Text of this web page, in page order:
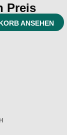
Preis
ANSEHEN